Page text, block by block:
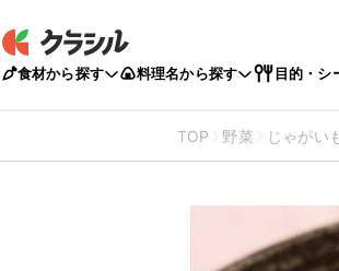
食材から探す 料理名から探す 目的・シ
TOP 野菜 じゃがい